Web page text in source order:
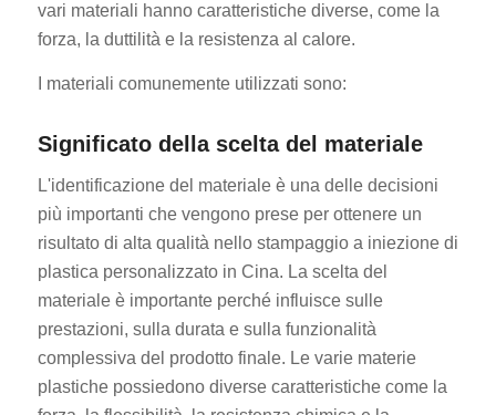
vari materiali hanno caratteristiche diverse, come la
forza, la duttilità e la resistenza al calore.
I materiali comunemente utilizzati sono:
Significato della scelta del materiale
L'identificazione del materiale è una delle decisioni
più importanti che vengono prese per ottenere un
risultato di alta qualità nello stampaggio a iniezione di
plastica personalizzato in Cina. La scelta del
materiale è importante perché influisce sulle
prestazioni, sulla durata e sulla funzionalità
complessiva del prodotto finale. Le varie materie
plastiche possiedono diverse caratteristiche come la